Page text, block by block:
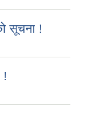
सूचना !
!